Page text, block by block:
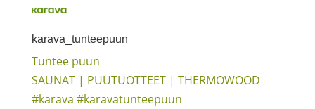
karava_tunteepuun
Tuntee puun
SAUNAT | PUUTUOTTEET | THERMOWOOD
#karava #karavatunteepuun